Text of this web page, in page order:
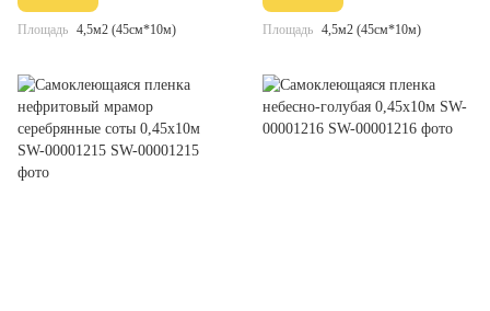
Площадь 4,5м2 (45см*10м) Площадь 4,5м2 (45см*10м)